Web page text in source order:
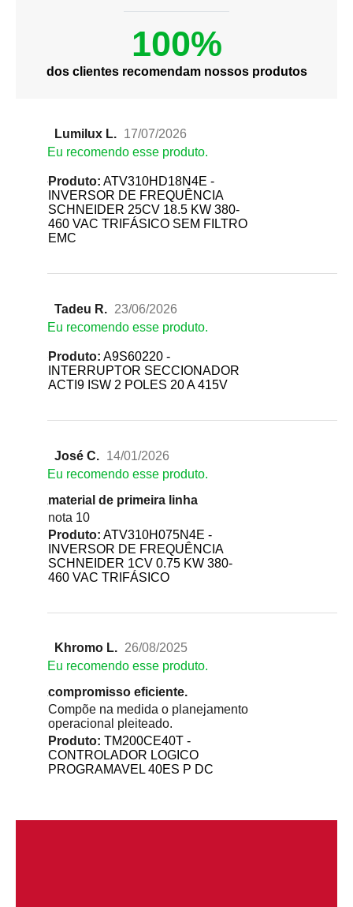
100%
dos clientes recomendam nossos produtos
Lumilux L. 17/07/2026
Eu recomendo esse produto.
Produto: ATV310HD18N4E -
INVERSOR DE FREQUÊNCIA
SCHNEIDER 25CV 18.5 KW 380-
460 VAC TRIFÁSICO SEM FILTRO
EMC
Tadeu R. 23/06/2026
Eu recomendo esse produto.
Produto: A9S60220 -
INTERRUPTOR SECCIONADOR
ACTI9 ISW 2 POLES 20 A 415V
José C. 14/01/2026
Eu recomendo esse produto.
material de primeira linha
nota 10
Produto: ATV310H075N4E -
INVERSOR DE FREQUÊNCIA
SCHNEIDER 1CV 0.75 KW 380-
460 VAC TRIFÁSICO
Khromo L. 26/08/2025
Eu recomendo esse produto.
compromisso eficiente.
Compõe na medida o planejamento
operacional pleiteado.
Produto: TM200CE40T -
CONTROLADOR LOGICO
PROGRAMAVEL 40ES P DC